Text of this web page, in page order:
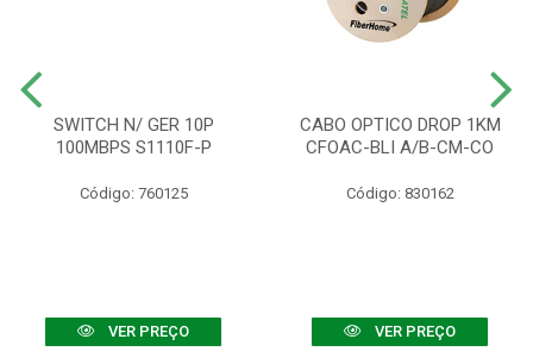
SWITCH N/ GER 10P
100MBPS S1110F-P
Código: 760125
VER PREÇO
CABO OPTICO DROP 1KM
CFOAC-BLI A/B-CM-CO
Código: 830162
VER PREÇO